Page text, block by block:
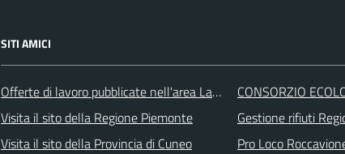
SITI AMICI
Offerte di lavoro pubblicate nell'area Lavoro di Piemonte Tu
Visita il sito della Regione Piemonte
Visita il sito della Provincia di Cuneo
CONSORZIO
Gestione rifiuti
Pro Loco